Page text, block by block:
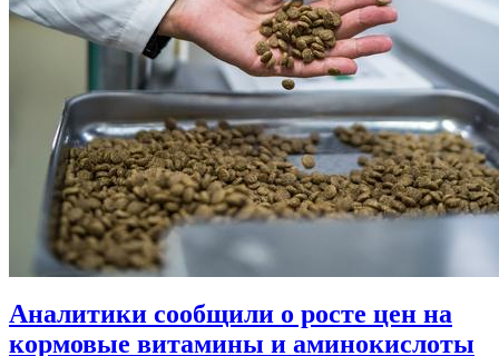
Аналитики сообщили о росте цен на
кормовые витамины и аминокислоты